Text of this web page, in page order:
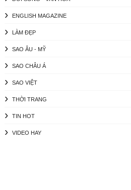
ENGLISH MAGAZINE
LÀM ĐẸP
SAO ÂU - MỸ
SAO CHÂU Á
SAO VIỆT
THỜI TRANG
TIN HOT
VIDEO HAY